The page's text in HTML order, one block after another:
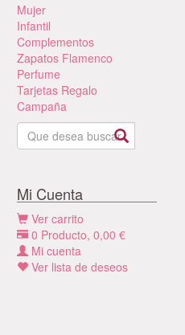
Mujer
Infantil
Complementos
Zapatos Flamenco
Perfume
Tarjetas Regalo
Campaña
Mi Cuenta
Ver carrito
0 Producto, 0,00 €
Mi cuenta
Ver lista de deseos